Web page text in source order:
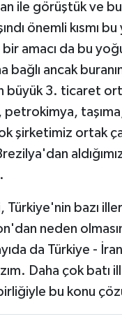
ile görüştük ve
önemli kısmı
amacı da bu
bağlı ancak
büyük 3. ticaret
şirketimiz ortak
Türkiye'nin bazı
neden
da Türkiye -
Daha çok batı
bu konu